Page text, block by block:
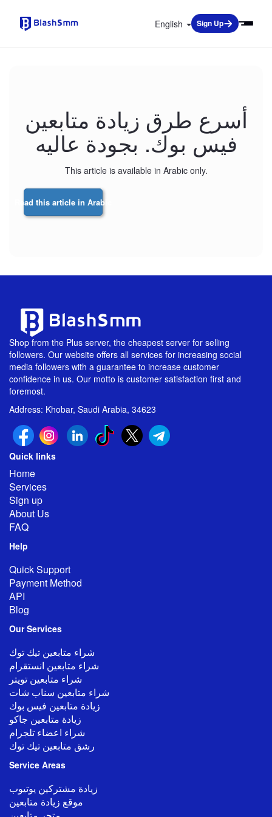
English Sign Up
أسرع طرق زيادة متابعين
فيس بوك. بجودة عاليه
This article is available in Arabic only.
Read this article in Arabic
Shop from the Plus server, the cheapest server for selling
followers. Our website offers all services for increasing social
media followers with a guarantee to increase customer
confidence in us. Our motto is customer satisfaction first and
foremost.
Address: Khobar, Saudi Arabia, 34623
Quick links
Home
Services
Sign up
About Us
FAQ
Help
Quick Support
Payment Method
API
Blog
Our Services
شراء متابعين تيك توك
شراء متابعين انستقرام
شراء متابعين تويتر
شراء متابعين سناب شات
زيادة متابعين فيس بوك
زيادة متابعين جاكو
شراء اعضاء تلجرام
رشق متابعين تيك توك
Service Areas
زيادة مشتركين يوتيوب
موقع زيادة متابعين